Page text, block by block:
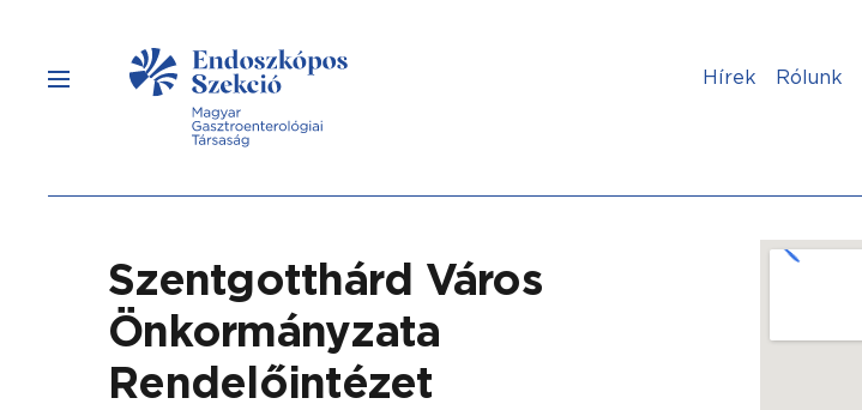
Hírek Rólunk
Szentgotthárd Város
Önkormányzata
Rendelőintézet